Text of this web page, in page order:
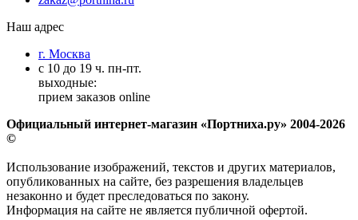
Наш адрес
г. Москва
с 10 до 19 ч. пн-пт.
выходные:
прием заказов online
Официальный интернет-магазин «Портниха.ру» 2004-2026
©
Использование изображений, текстов и других материалов,
опубликованных на сайте, без разрешения владельцев
незаконно и будет преследоваться по закону.
Информация на сайте не является публичной офертой.